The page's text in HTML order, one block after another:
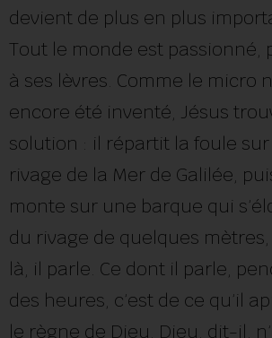
devient de plus en plus
Tout le monde est passionné,
à ses lèvres. Comme le micro
encore été inventé, Jésus
solution : il répartit la foule sur
rivage de la Mer de Galilée,
monte sur une barque qui
du rivage de quelques
là, il parle. Ce dont il parle,
des heures, c’est de ce qu’il
le règne de Dieu. Dieu, dit-il,